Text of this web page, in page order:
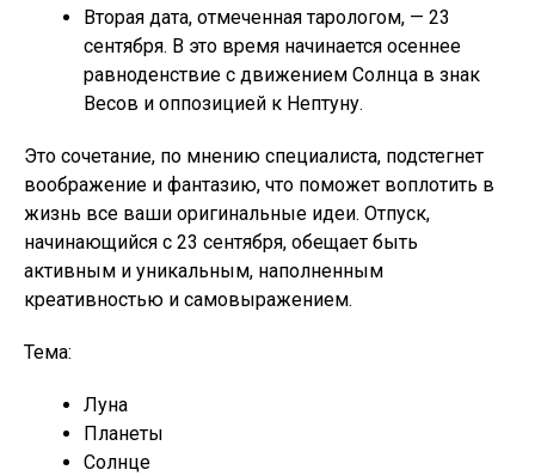
Вторая дата, отмеченная тарологом, — 23
сентября. В это время начинается осеннее
равноденствие с движением Солнца в знак
Весов и оппозицией к Нептуну.
Это сочетание, по мнению специалиста, подстегнет
воображение и фантазию, что поможет воплотить в
жизнь все ваши оригинальные идеи. Отпуск,
начинающийся с 23 сентября, обещает быть
активным и уникальным, наполненным
креативностью и самовыражением.
Тема:
Луна
Планеты
Солнце